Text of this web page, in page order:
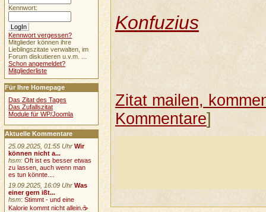
Konfuzius
Zitat mailen,
Kommentare]
Kennwort:
Kennwort vergessen?
Mitglieder können ihre
Lieblingszitate verwalten, im
Forum diskutieren u.v.m. ...
Schon angemeldet?
Mitgliederliste
Für Ihre Homepage
Das Zitat des Tages
Das Zufallszitat
Module für WP/Joomla
Aktuelle Kommentare
25.09.2025, 01:55 Uhr Wir
können nicht a...
hsm:Oft ist es besser etwas
zu lassen, auch wenn man
es tun könnte....
19.09.2025, 16:09 Uhr Was
einer gern ißt...
hsm:Stimmt - und eine
Kalorie kommt nicht allein.☕